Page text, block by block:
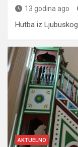
13 godina ago
Hutba iz Ljubuskog
AKTUELNO